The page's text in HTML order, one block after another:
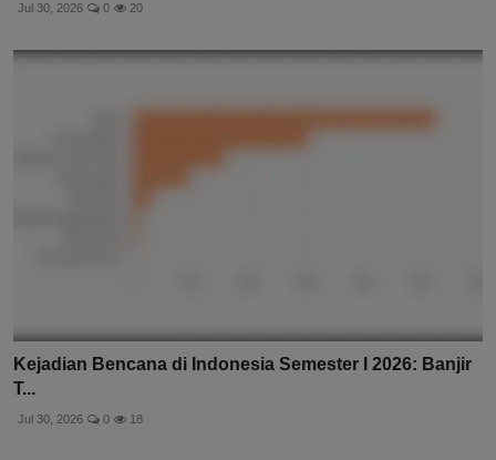
Jul 30, 2026 0 20
Kejadian Bencana di Indonesia Semester I 2026: Banjir
T...
Jul 30, 2026 0 18